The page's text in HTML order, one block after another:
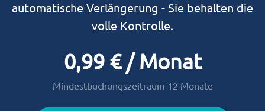
automatische Verlängerung - Sie behalten die
volle Kontrolle.
0,99 € / Monat
Mindestbuchungszeitraum 12 Monate